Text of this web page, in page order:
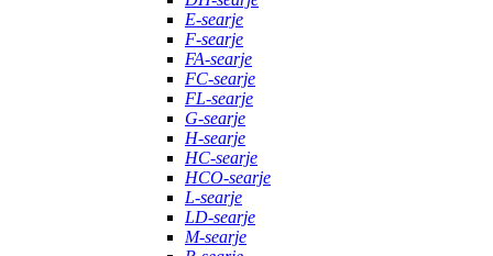
E-searje
F-searje
FA-searje
FC-searje
FL-searje
G-searje
H-searje
HC-searje
HCO-searje
L-searje
LD-searje
M-searje